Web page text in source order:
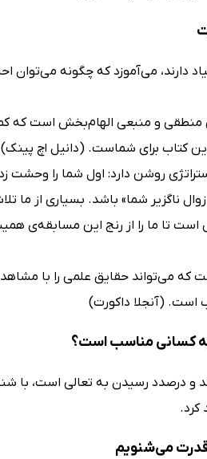
دارند، می‌آموزد که چگونه
منطقی و منبعی الهام‌بخش است که
کتاب برای شماست. (دانیل اچ پینک)
روشن دارد: اول شما را
ناگزیر شما» باشد. بسیاری از ما
است تا ما را از رنج این مسابقه‌ی
می‌تواند حقایق علمی را با
است. (آنجلا داکورت)
کسانی مناسب است؟
درصدد رسیدن به تعالی است، با
کرد.
قدرت می‌شنویم